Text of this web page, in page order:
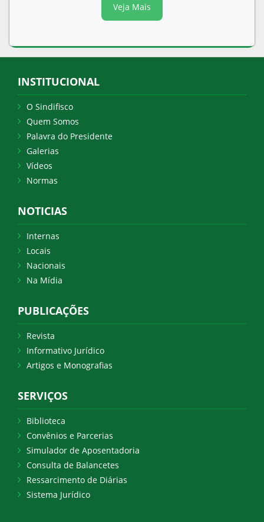
Veja Mais
INSTITUCIONAL
O Sindifisco
Quem Somos
Palavra do Presidente
Galerias
Vídeos
Normas
NOTICIAS
Internas
Locais
Nacionais
Na Mídia
PUBLICAÇÕES
Revista
Informativo Jurídico
Artigos e Monografias
SERVIÇOS
Biblioteca
Convênios e Parcerias
Simulador de Aposentadoria
Consulta de Balancetes
Ressarcimento de Diárias
Sistema Jurídico